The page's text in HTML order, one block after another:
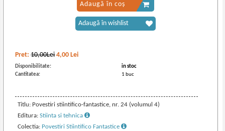
Pret:10,00Lei 4,00 Lei
Disponibilitate:
in stoc
Cantitatea:
1 buc
Titlu: Povestiri stiintifico-fantastice, nr. 24 (volumul 4)
Editura:Stiinta si tehnica
Colectia: Povestiri Stiintifico Fantastice
Adaugă în coș
Adaugă în wishlist